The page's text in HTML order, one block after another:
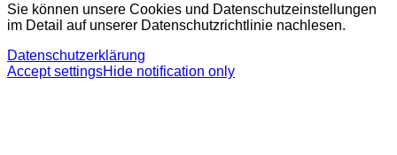
Sie können unsere Cookies und Datenschutzeinstellungen
im Detail auf unserer Datenschutzrichtlinie nachlesen.
Datenschutzerklärung
Accept settingsHide notification only